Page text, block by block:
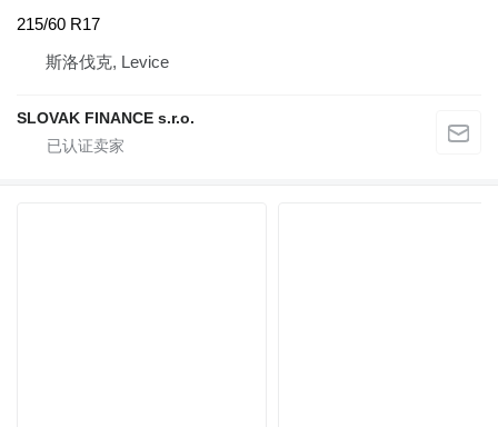
215/60 R17
斯洛伐克, Levice
SLOVAK FINANCE s.r.o.